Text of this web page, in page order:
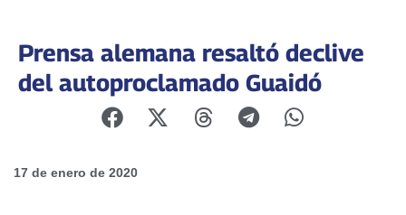
Prensa alemana resaltó declive
del autoproclamado Guaidó
17 de enero de 2020